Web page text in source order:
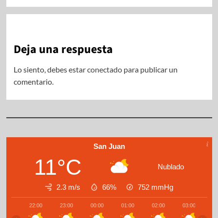
Deja una respuesta
Lo siento, debes estarconectadopara publicar un
comentario.
San Juan
11°C Nublado
2.3 m/s 66% 752 mmHg
22:00 23:00 00:00 01:00 02:00 03:00